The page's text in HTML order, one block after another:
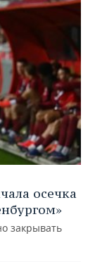
осечка
закрывать